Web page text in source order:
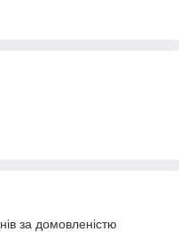
за домовленістю